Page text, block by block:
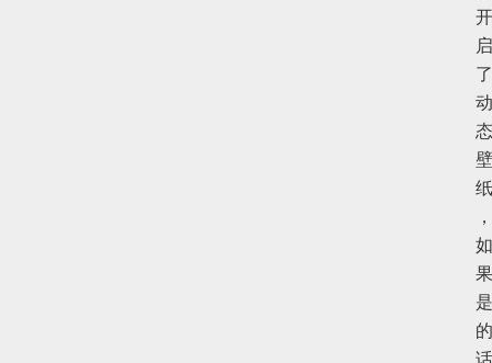
开
启
了
动
态
壁
纸
，
如
果
是
的
话